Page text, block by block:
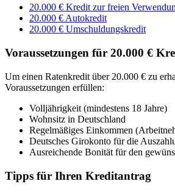
20.000 € Kredit zur freien
20.000 € Autokredit
20.000 € Umschuldungskredit
Voraussetzungen für 20.000 €
Um einen Ratenkredit über 20.000 € zu
Voraussetzungen erfüllen:
Volljährigkeit (mindestens 18 Jahre)
Wohnsitz in Deutschland
Regelmäßiges Einkommen
Deutsches Girokonto für die
Ausreichende Bonität für den
Tipps für Ihren Kreditantrag